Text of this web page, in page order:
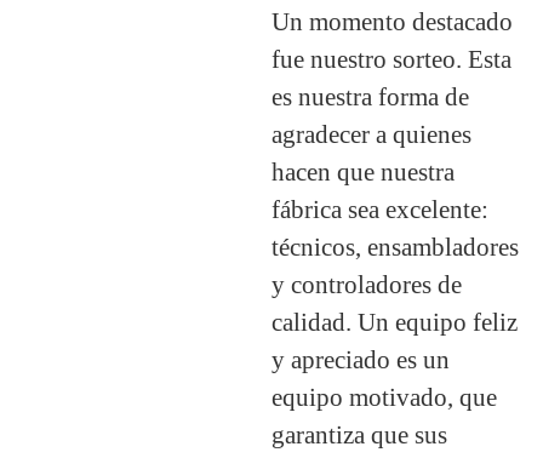
Un momento destacado
fue nuestro sorteo. Esta
es nuestra forma de
agradecer a quienes
hacen que nuestra
fábrica sea excelente:
técnicos, ensambladores
y controladores de
calidad. Un equipo feliz
y apreciado es un
equipo motivado, que
garantiza que sus